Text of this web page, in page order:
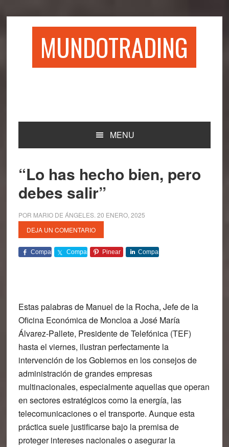
MUNDOTRADING
MENU
“Lo has hecho bien, pero
debes salir”
POR MARIO DE ÁNGELES. 20 ENERO, 2025
DEJA UN COMENTARIO
Comparte Comparte Pinear Comparte
Estas palabras de Manuel de la Rocha, Jefe de la
Oficina Económica de Moncloa a José María
Álvarez-Pallete, Presidente de Telefónica (TEF)
hasta el viernes, ilustran perfectamente la
intervención de los Gobiernos en los consejos de
administración de grandes empresas
multinacionales, especialmente aquellas que operan
en sectores estratégicos como la energía, las
telecomunicaciones o el transporte. Aunque esta
práctica suele justificarse bajo la premisa de
proteger intereses nacionales o asegurar la